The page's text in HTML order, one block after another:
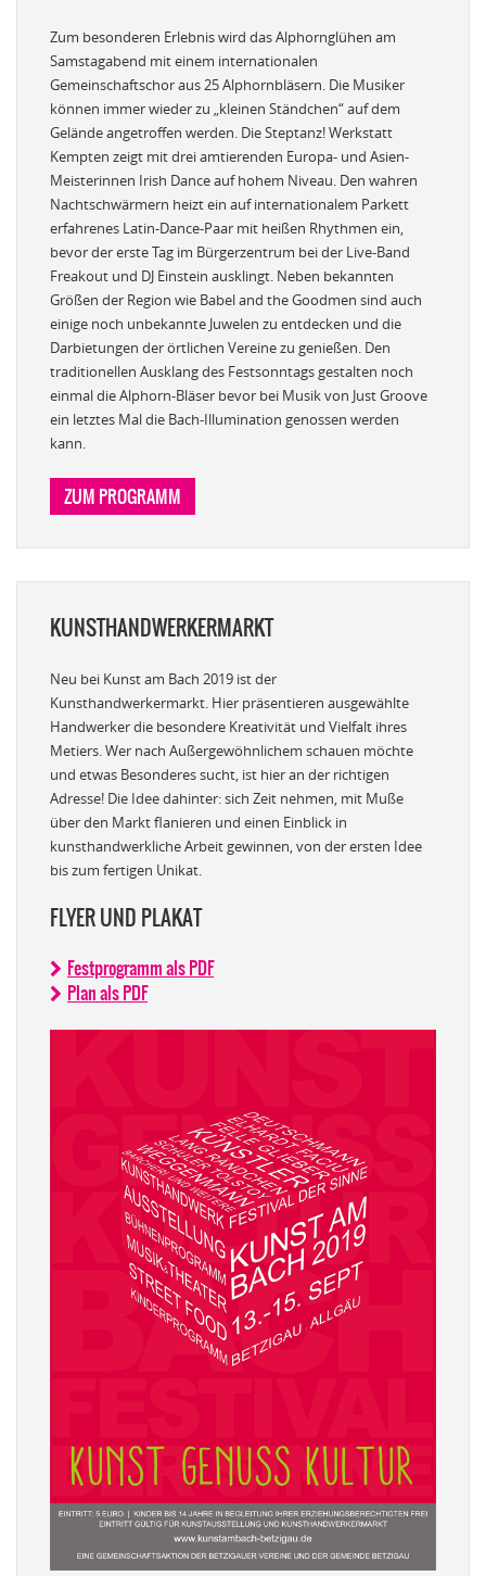
Zum besonderen Erlebnis wird das Alphornglühen am
Samstagabend mit einem internationalen
Gemeinschaftschor aus 25 Alphornbläsern. Die Musiker
können immer wieder zu „kleinen Ständchen“ auf dem
Gelände angetroffen werden. Die Steptanz! Werkstatt
Kempten zeigt mit drei amtierenden Europa- und Asien-
Meisterinnen Irish Dance auf hohem Niveau. Den wahren
Nachtschwärmern heizt ein auf internationalem Parkett
erfahrenes Latin-Dance-Paar mit heißen Rhythmen ein,
bevor der erste Tag im Bürgerzentrum bei der Live-Band
Freakout und DJ Einstein ausklingt. Neben bekannten
Größen der Region wie Babel and the Goodmen sind auch
einige noch unbekannte Juwelen zu entdecken und die
Darbietungen der örtlichen Vereine zu genießen. Den
traditionellen Ausklang des Festsonntags gestalten noch
einmal die Alphorn-Bläser bevor bei Musik von Just Groove
ein letztes Mal die Bach-Illumination genossen werden
kann.
ZUM PROGRAMM
KUNSTHANDWERKERMARKT
Neu bei Kunst am Bach 2019 ist der
Kunsthandwerkermarkt. Hier präsentieren ausgewählte
Handwerker die besondere Kreativität und Vielfalt ihres
Metiers. Wer nach Außergewöhnlichem schauen möchte
und etwas Besonderes sucht, ist hier an der richtigen
Adresse! Die Idee dahinter: sich Zeit nehmen, mit Muße
über den Markt flanieren und einen Einblick in
kunsthandwerkliche Arbeit gewinnen, von der ersten Idee
bis zum fertigen Unikat.
FLYER UND PLAKAT
Festprogramm als PDF
Plan als PDF